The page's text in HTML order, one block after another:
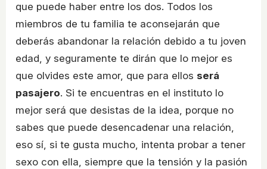
que puede haber entre los dos. Todos los
miembros de tu familia te aconsejarán que
deberás abandonar la relación debido a tu joven
edad, y seguramente te dirán que lo mejor es
que olvides este amor, que para ellos será
pasajero. Si te encuentras en el instituto lo
mejor será que desistas de la idea, porque no
sabes que puede desencadenar una relación,
eso sí, si te gusta mucho, intenta probar a tener
sexo con ella, siempre que la tensión y la pasión